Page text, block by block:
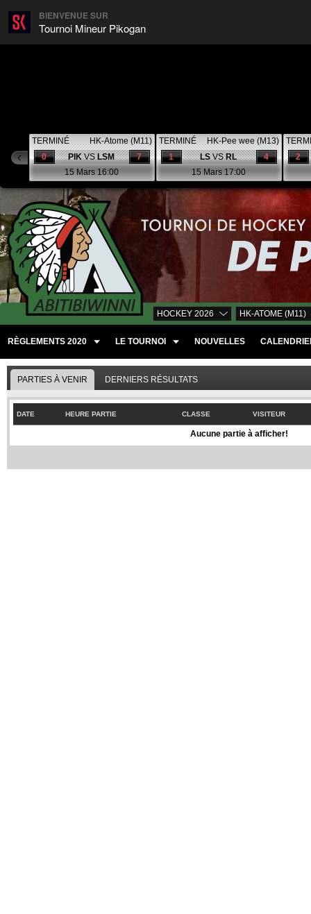
BIENVENUE SUR
Tournoi Mineur Pikogan
TERMINÉ
HK-Atome (M11)
7
0 PIKVSLSM
15 Mars 16:00
TERMINÉ
HK-Pee wee (M13)
4
1 LSVSRL
15 Mars 17:00
2
HOCKEY 2026 HK-ATOME (M11)
RÈGLEMENTS 2020 LE TOURNOI NOUVELLES
PARTIES À VENIR DERNIERS RÉSULTATS
DATE HEURE PARTIE CLASSE VISITEUR
Aucune partie à afficher!